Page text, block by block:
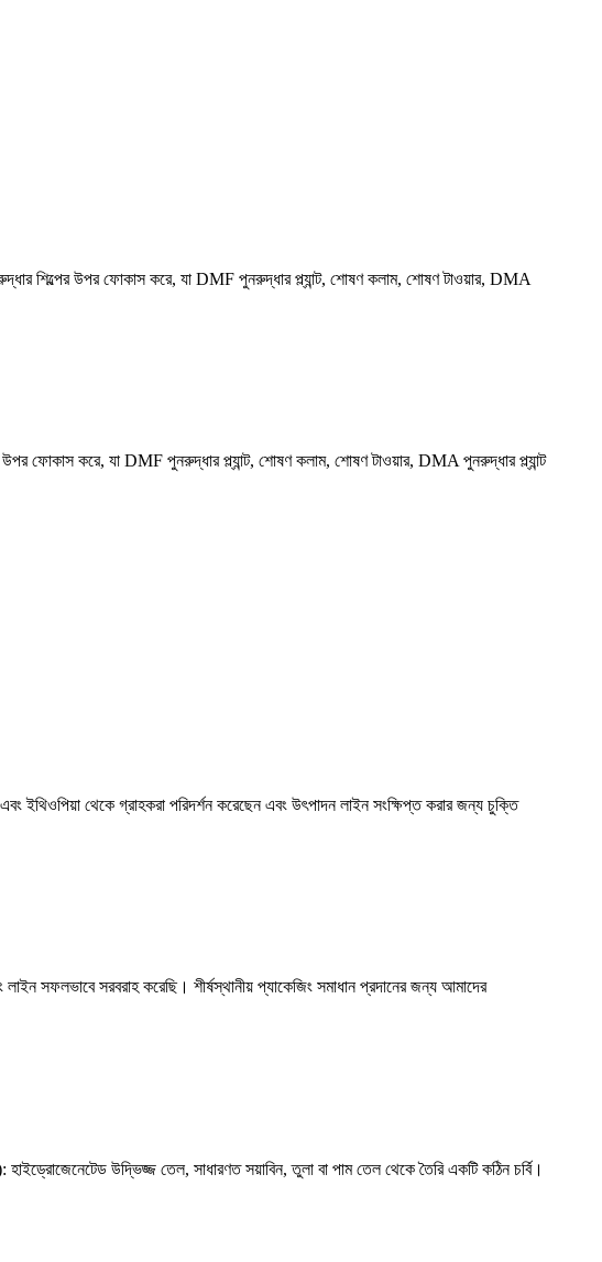
শিল্পের উপর ফোকাস করে, যা DMF পুনরুদ্ধার প্ল্যান্ট, শোষণ কলাম, শোষণ টাওয়ার, DMA
উপর ফোকাস করে, যা DMF পুনরুদ্ধার প্ল্যান্ট, শোষণ কলাম, শোষণ টাওয়ার, DMA পুনরুদ্ধার প্ল্যান্ট
ইথিওপিয়া থেকে গ্রাহকরা পরিদর্শন করেছেন এবং উৎপাদন লাইন সংক্ষিপ্ত করার জন্য চুক্তি
সফলভাবে সরবরাহ করেছি। শীর্ষস্থানীয় প্যাকেজিং সমাধান প্রদানের জন্য আমাদের
উদ্ভিজ্জ তেল, সাধারণত সয়াবিন, তুলা বা পাম তেল থেকে তৈরি একটি কঠিন চর্বি।